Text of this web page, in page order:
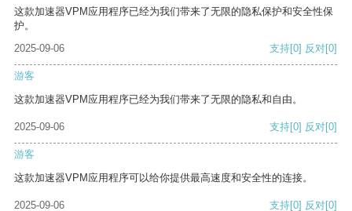
这款加速器VPM应用程序已经为我们带来了无限的隐私保护和安全性保
护。
2025-09-06
支持[0] 反对[0]
游客
这款加速器VPM应用程序已经为我们带来了无限的隐私和自由。
2025-09-06 支持[0] 反对[0]
游客
这款加速器VPM应用程序可以给你提供最高速度和安全性的连接。
2025-09-06 支持[0] 反对[0]